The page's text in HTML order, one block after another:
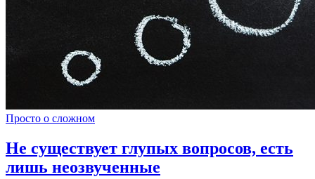
Просто о сложном
Не существует глупых вопросов, есть
лишь неозвученные